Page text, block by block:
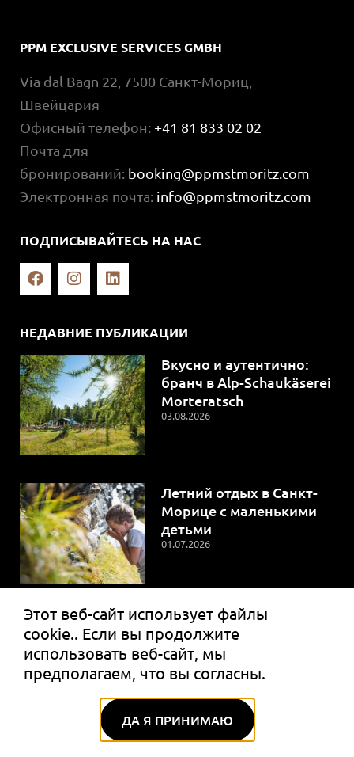
PPM EXCLUSIVE SERVICES GMBH
Via dal Bagn 22, 7500 Санкт-Мориц,
Швейцария
Офисный телефон: +41 81 833 02 02
Почта для
бронирований: booking@ppmstmoritz.com
Электронная почта: info@ppmstmoritz.com
ПОДПИСЫВАЙТЕСЬ НА НАС
НЕДАВНИЕ ПУБЛИКАЦИИ
Вкусно и аутентично:
бранч в Alp-Schaukäserei
Morteratsch
03.08.2026
Летний отдых в Санкт-
Морице с маленькими
детьми
01.07.2026
Что ожидать от летнего
отдыха в St. Мориц
01.06.2026
Этот веб-сайт использует файлы
cookie.. Если вы продолжите
использовать веб-сайт, мы
предполагаем, что вы согласны.
ДА Я ПРИНИМАЮ